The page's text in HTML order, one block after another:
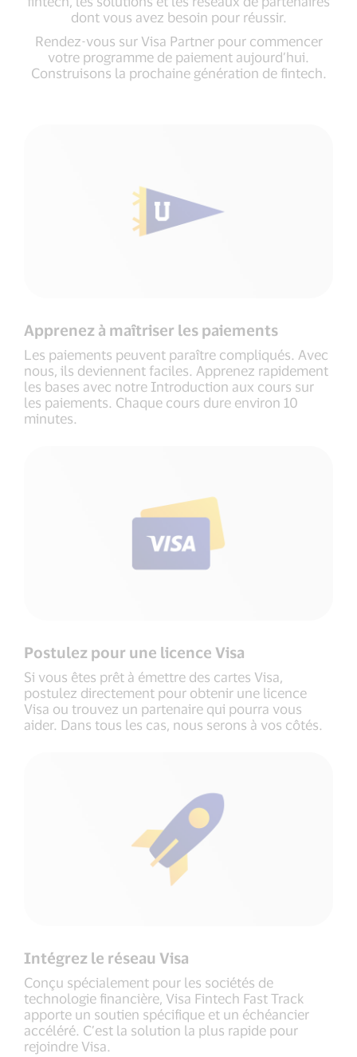
dont vous avez besoin pour réussir.
Rendez-vous sur Visa Partner pour commencer
votre programme de paiement aujourd’hui.
Construisons la prochaine génération de fintech.
Apprenez à maîtriser les paiements
Les paiements peuvent paraître compliqués. Avec
nous, ils deviennent faciles. Apprenez rapidement
les bases avec notre Introduction aux cours sur
les paiements. Chaque cours dure environ 10
minutes.
Postulez pour une licence Visa
Si vous êtes prêt à émettre des cartes Visa,
postulez directement pour obtenir une licence
Visa ou trouvez un partenaire qui pourra vous
aider. Dans tous les cas, nous serons à vos côtés.
Intégrez le réseau Visa
Conçu spécialement pour les sociétés de
technologie financière, Visa Fintech Fast Track
apporte un soutien spécifique et un échéancier
accéléré. C’est la solution la plus rapide pour
rejoindre Visa.